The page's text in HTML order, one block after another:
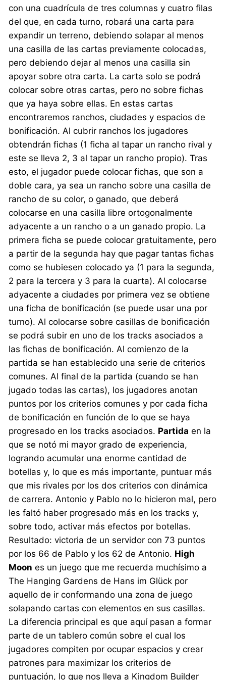
con una cuadrícula de tres columnas y cuatro filas
del que, en cada turno, robará una carta para
expandir un terreno, debiendo solapar al menos
una casilla de las cartas previamente colocadas,
pero debiendo dejar al menos una casilla sin
apoyar sobre otra carta. La carta solo se podrá
colocar sobre otras cartas, pero no sobre fichas
que ya haya sobre ellas. En estas cartas
encontraremos ranchos, ciudades y espacios de
bonificación. Al cubrir ranchos los jugadores
obtendrán fichas (1 ficha al tapar un rancho rival y
este se lleva 2, 3 al tapar un rancho propio). Tras
esto, el jugador puede colocar fichas, que son a
doble cara, ya sea un rancho sobre una casilla de
rancho de su color, o ganado, que deberá
colocarse en una casilla libre ortogonalmente
adyacente a un rancho o a un ganado propio. La
primera ficha se puede colocar gratuitamente, pero
a partir de la segunda hay que pagar tantas fichas
como se hubiesen colocado ya (1 para la segunda,
2 para la tercera y 3 para la cuarta). Al colocarse
adyacente a ciudades por primera vez se obtiene
una ficha de bonificación (se puede usar una por
turno). Al colocarse sobre casillas de bonificación
se podrá subir en uno de los tracks asociados a
las fichas de bonificación. Al comienzo de la
partida se han establecido una serie de criterios
comunes. Al final de la partida (cuando se han
jugado todas las cartas), los jugadores anotan
puntos por los criterios comunes y por cada ficha
de bonificación en función de lo que se haya
progresado en los tracks asociados. Partida en la
que se notó mi mayor grado de experiencia,
logrando acumular una enorme cantidad de
botellas y, lo que es más importante, puntuar más
que mis rivales por los dos criterios con dinámica
de carrera. Antonio y Pablo no lo hicieron mal, pero
les faltó haber progresado más en los tracks y,
sobre todo, activar más efectos por botellas.
Resultado: victoria de un servidor con 73 puntos
por los 66 de Pablo y los 62 de Antonio. High
Moon es un juego que me recuerda muchísimo a
The Hanging Gardens de Hans im Glück por
aquello de ir conformando una zona de juego
solapando cartas con elementos en sus casillas.
La diferencia principal es que aquí pasan a formar
parte de un tablero común sobre el cual los
jugadores compiten por ocupar espacios y crear
patrones para maximizar los criterios de
puntuación, lo que nos lleva a Kingdom Builder